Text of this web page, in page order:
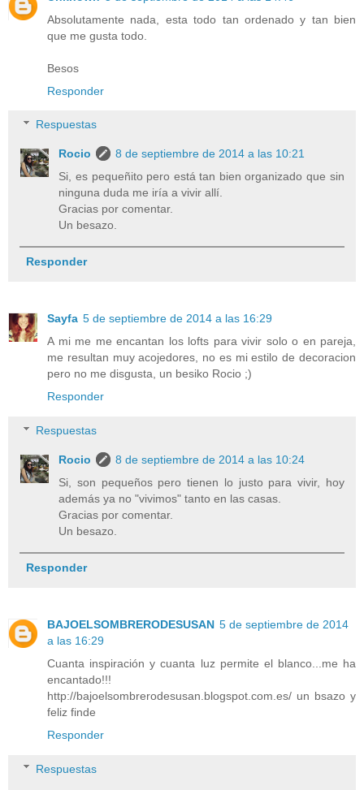
Absolutamente nada, esta todo tan ordenado y tan bien
que me gusta todo.
Besos
Responder
Respuestas
Rocio
8 de septiembre de 2014 a las 10:21
Si, es pequeñito pero está tan bien organizado que sin
ninguna duda me iría a vivir allí.
Gracias por comentar.
Un besazo.
Responder
Sayfa 5 de septiembre de 2014 a las 16:29
A mi me me encantan los lofts para vivir solo o en pareja,
me resultan muy acojedores, no es mi estilo de decoracion
pero no me disgusta, un besiko Rocio ;)
Responder
Respuestas
Rocio
8 de septiembre de 2014 a las 10:24
Si, son pequeños pero tienen lo justo para vivir, hoy
además ya no "vivimos" tanto en las casas.
Gracias por comentar.
Un besazo.
Responder
BAJOELSOMBRERODESUSAN 5 de septiembre de 2014
a las 16:29
Cuanta inspiración y cuanta luz permite el blanco...me ha
encantado!!!
http://bajoelsombrerodesusan.blogspot.com.es/ un bsazo y
feliz finde
Responder
Respuestas